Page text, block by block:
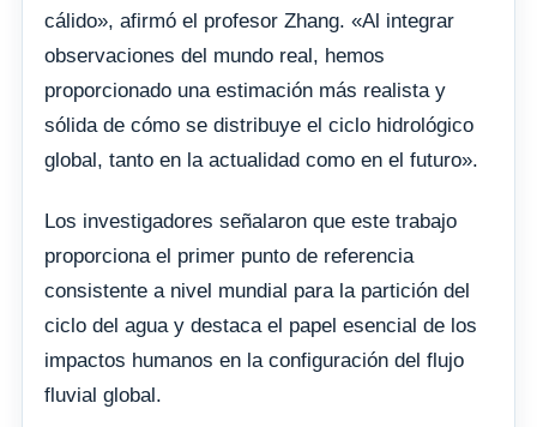
cálido», afirmó el profesor Zhang. «Al integrar
observaciones del mundo real, hemos
proporcionado una estimación más realista y
sólida de cómo se distribuye el ciclo hidrológico
global, tanto en la actualidad como en el futuro».
Los investigadores señalaron que este trabajo
proporciona el primer punto de referencia
consistente a nivel mundial para la partición del
ciclo del agua y destaca el papel esencial de los
impactos humanos en la configuración del flujo
fluvial global.